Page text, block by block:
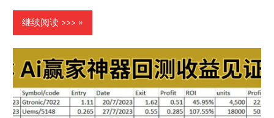
继续阅读 >>>